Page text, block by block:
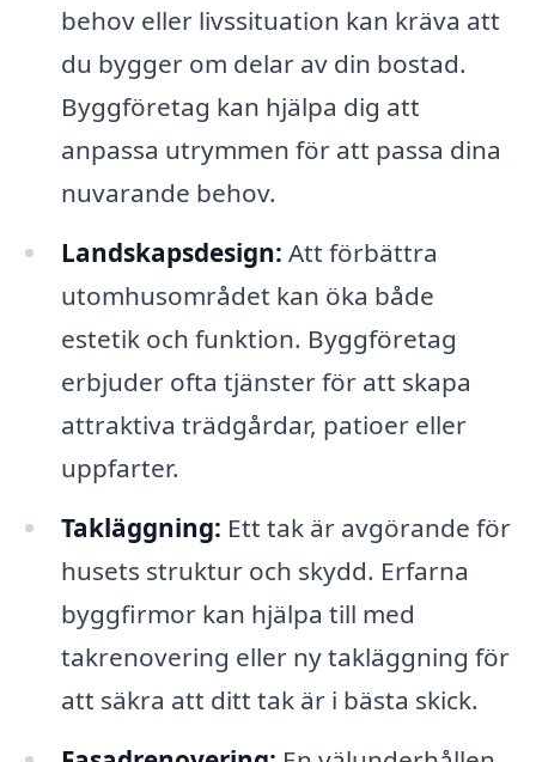
behov eller livssituation kan kräva att
du bygger om delar av din bostad.
Byggföretag kan hjälpa dig att
anpassa utrymmen för att passa dina
nuvarande behov.
Landskapsdesign: Att förbättra
utomhusområdet kan öka både
estetik och funktion. Byggföretag
erbjuder ofta tjänster för att skapa
attraktiva trädgårdar, patioer eller
uppfarter.
Takläggning: Ett tak är avgörande för
husets struktur och skydd. Erfarna
byggfirmor kan hjälpa till med
takrenovering eller ny takläggning för
att säkra att ditt tak är i bästa skick.